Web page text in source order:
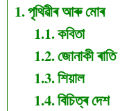
পৃথিৱীৰ আৰু মোৰ
কবিতা
জোনাকী ৰাতি
শিয়াল
বিচিত্ৰ দেশ